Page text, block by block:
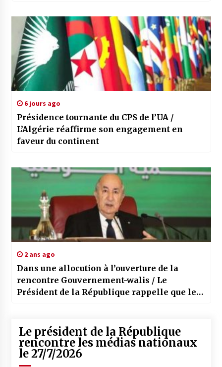
6 jours ago
Présidence tournante du CPS de l’UA /
L’Algérie réaffirme son engagement en
faveur du continent
2 ans ago
Dans une allocution à l’ouverture de la
rencontre Gouvernement-walis / Le
Président de la République rappelle que les
Le président de la République
rencontre les médias nationaux
le 27/7/2026